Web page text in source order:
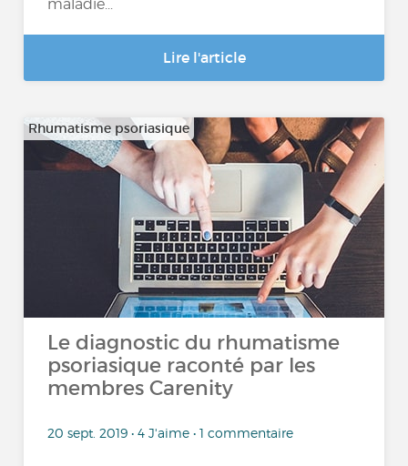
maladie...
Lire l'article
Rhumatisme psoriasique
Le diagnostic du rhumatisme
psoriasique raconté par les
membres Carenity
20 sept. 2019 • 4 J'aime • 1 commentaire